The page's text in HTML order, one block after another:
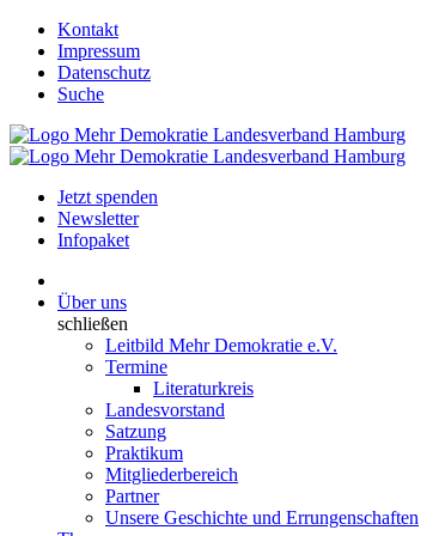
Kontakt
Impressum
Datenschutz
Suche
Jetzt spenden
Newsletter
Infopaket
Über uns
schließen
Leitbild Mehr Demokratie e.V.
Termine
Literaturkreis
Landesvorstand
Satzung
Praktikum
Mitgliederbereich
Partner
Unsere Geschichte und Errungenschaften